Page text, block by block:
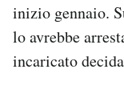
Area
Newsletter
Notifiche
inizio gennaio.
lo avrebbe
incaricato